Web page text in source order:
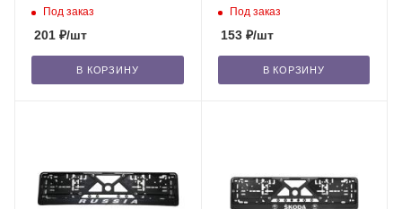
Под заказ
201 ₽/шт
В КОРЗИНУ
Под заказ
153₽/шт
В КОРЗИНУ